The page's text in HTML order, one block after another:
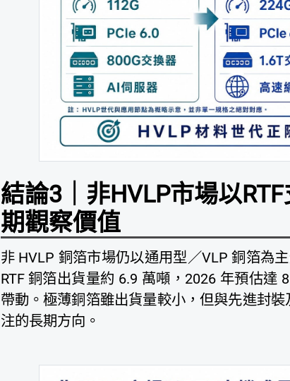
結論3｜非HVLP市場以
期觀察價值
非 HVLP 銅箔市場仍以通用型／VLP 銅箔為
RTF 銅箔出貨量約 6.9 萬噸，2026 年預估達
帶動。極薄銅箔雖出貨量較小，但與先進封
注的長期方向。